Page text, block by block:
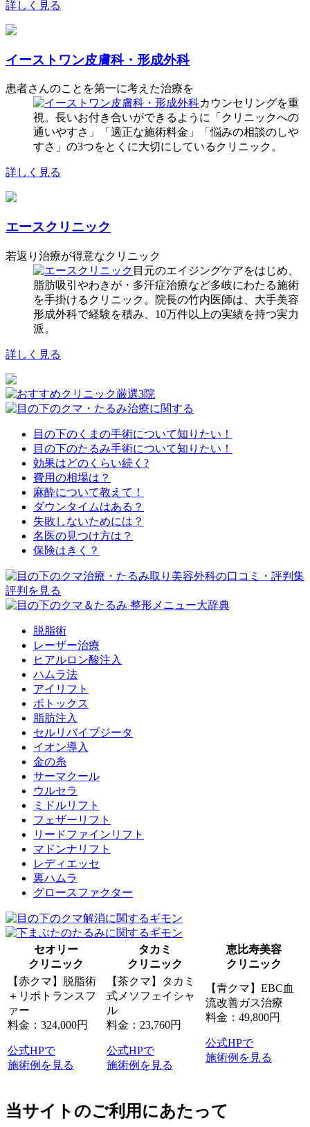
詳しく見る
イーストワン皮膚科・形成外科
患者さんのことを第一に考えた治療を
カウンセリングを重
視。長いお付き合いができるように「クリニックへの
通いやすさ」「適正な施術料金」「悩みの相談のしや
すさ」の3つをとくに大切にしているクリニック。
詳しく見る
エースクリニック
若返り治療が得意なクリニック
目元のエイジングケアをはじめ、
脂肪吸引やわきが・多汗症治療など多岐にわたる施術
を手掛けるクリニック。院長の竹内医師は、大手美容
形成外科で経験を積み、10万件以上の実績を持つ実力
派。
詳しく見る
目の下のくまの手術について知りたい！
目の下のたるみ手術について知りたい！
効果はどのくらい続く?
費用の相場は？
麻酔について教えて！
ダウンタイムはある？
失敗しないためには？
名医の見つけ方は？
保険はきく？
脱脂術
レーザー治療
ヒアルロン酸注入
ハムラ法
アイリフト
ボトックス
脂肪注入
セルリバイブジータ
イオン導入
金の糸
サーマクール
ウルセラ
ミドルリフト
フェザーリフト
リードファインリフト
マドンナリフト
レディエッセ
裏ハムラ
グロースファクター
セオリー
クリニック
タカミ
クリニック
恵比寿美容
クリニック
【赤クマ】脱脂術
＋リポトランスフ
ァー
料金：324,000円
公式HPで
施術例を見る
【茶クマ】タカミ
式メソフェイシャ
ル
料金：23,760円
公式HPで
施術例を見る
【青クマ】EBC血
流改善ガス治療
料金：49,800円
公式HPで
施術例を見る
当サイトのご利用にあたって